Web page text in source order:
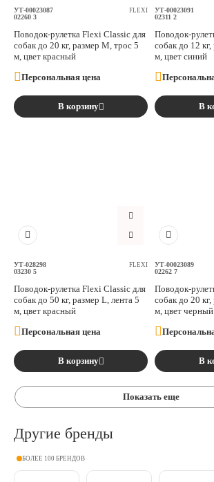
УТ-00023087
02260 3
FLEXI
Поводок-рулетка Flexi Classic для
собак до 20 кг, размер M, трос 5
м, цвет красный
Персональная цена
В корзину
УТ-00023091
02311 2
Поводок-
собак до 12
м, цвет синий
В
УТ-028298
03230 5
FLEXI
Поводок-рулетка Flexi Classic для
собак до 50 кг, размер L, лента 5
м, цвет красный
Персональная цена
В корзину
УТ-00023089
02262 7
Поводок-
собак до 20
м, цвет черный
В
Показать еще
Другие бренды
БОЛЕЕ 100 БРЕНДОВ